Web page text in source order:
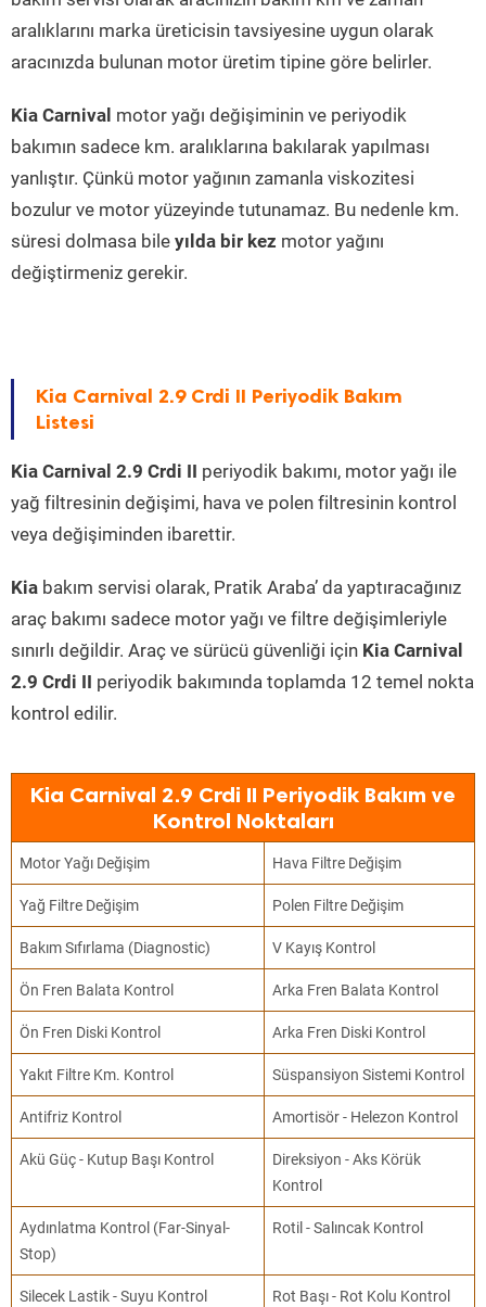
aralıklarını marka üreticisin tavsiyesine uygun olarak
aracınızda bulunan motor üretim tipine göre belirler.
Kia Carnival motor yağı değişiminin ve periyodik
bakımın sadece km. aralıklarına bakılarak yapılması
yanlıştır. Çünkü motor yağının zamanla viskozitesi
bozulur ve motor yüzeyinde tutunamaz. Bu nedenle km.
süresi dolmasa bile yılda bir kez motor yağını
değiştirmeniz gerekir.
Kia Carnival 2.9 Crdi II Periyodik Bakım
Listesi
Kia Carnival 2.9 Crdi II periyodik bakımı, motor yağı ile
yağ filtresinin değişimi, hava ve polen filtresinin kontrol
veya değişiminden ibarettir.
Kia bakım servisi olarak, Pratik Araba’ da yaptıracağınız
araç bakımı sadece motor yağı ve filtre değişimleriyle
sınırlı değildir. Araç ve sürücü güvenliği için Kia Carnival
2.9 Crdi II periyodik bakımında toplamda 12 temel nokta
kontrol edilir.
Kia Carnival 2.9 Crdi II Periyodik Bakım ve
Kontrol Noktaları
Motor Yağı Değişim Hava Filtre Değişim
Yağ Filtre Değişim Polen Filtre Değişim
Bakım Sıfırlama (Diagnostic) V Kayış Kontrol
Ön Fren Balata Kontrol Arka Fren Balata Kontrol
Ön Fren Diski Kontrol Arka Fren Diski Kontrol
Yakıt Filtre Km. Kontrol Süspansiyon Sistemi Kontrol
Antifriz Kontrol Amortisör - Helezon Kontrol
Akü Güç - Kutup Başı Kontrol
Direksiyon - Aks Körük
Kontrol
Aydınlatma Kontrol (Far-Sinyal-
Stop)
Rotil - Salıncak Kontrol
Silecek Lastik - Suyu Kontrol Rot Başı - Rot Kolu Kontrol